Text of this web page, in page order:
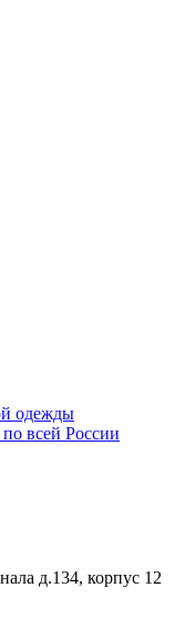
д.134, корпус 12